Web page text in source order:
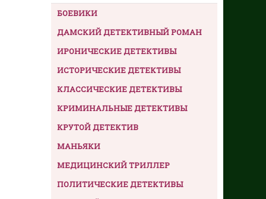
БОЕВИКИ
ДАМСКИЙ ДЕТЕКТИВНЫЙ РОМАН
ИРОНИЧЕСКИЕ ДЕТЕКТИВЫ
ИСТОРИЧЕСКИЕ ДЕТЕКТИВЫ
КЛАССИЧЕСКИЕ ДЕТЕКТИВЫ
КРИМИНАЛЬНЫЕ ДЕТЕКТИВЫ
КРУТОЙ ДЕТЕКТИВ
МАНЬЯКИ
МЕДИЦИНСКИЙ ТРИЛЛЕР
ПОЛИТИЧЕСКИЕ ДЕТЕКТИВЫ